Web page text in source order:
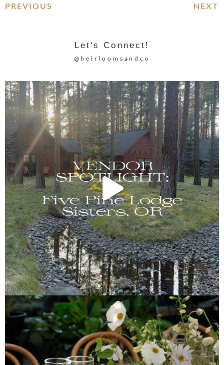
PREVIOUS NEXT
Let's Connect!
@heirloomsandco